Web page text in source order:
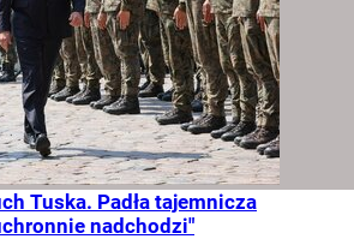
Tuska. Padła tajemnicza
nadchodzi"